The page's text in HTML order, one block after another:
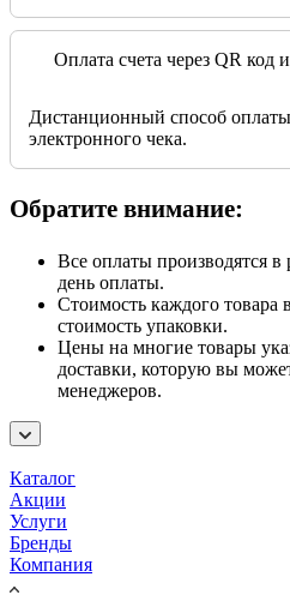
Оплата счета через QR
Дистанционный способ
электронного чека.
Обратите внимание:
Все оплаты производятся
день оплаты.
Стоимость каждого товара
стоимость упаковки.
Цены на многие товары
доставки, которую вы
менеджеров.
Каталог
Акции
Услуги
Бренды
Компания